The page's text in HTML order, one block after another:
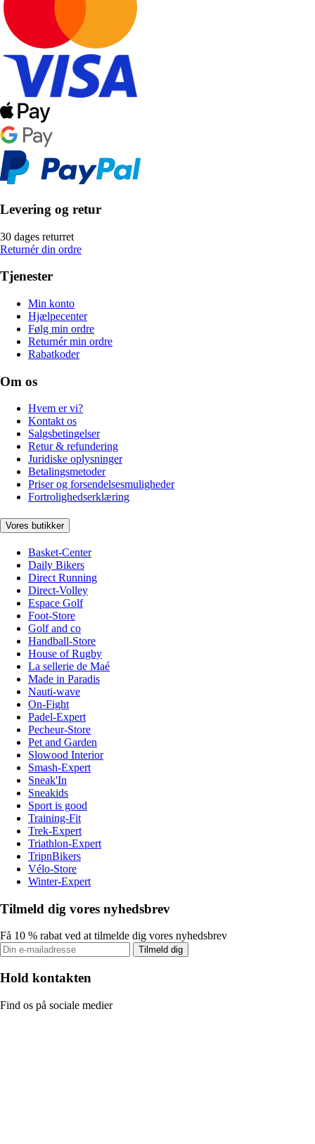
Levering og retur
30 dages returret
Returnér din ordre
Tjenester
Min konto
Hjælpecenter
Følg min ordre
Returnér min ordre
Rabatkoder
Om os
Hvem er vi?
Kontakt os
Salgsbetingelser
Retur & refundering
Juridiske oplysninger
Betalingsmetoder
Priser og forsendelsesmuligheder
Fortrolighedserklæring
Vores butikker
Basket-Center
Daily Bikers
Direct Running
Direct-Volley
Espace Golf
Foot-Store
Golf and co
Handball-Store
House of Rugby
La sellerie de Maé
Made in Paradis
Nauti-wave
On-Fight
Padel-Expert
Pecheur-Store
Pet and Garden
Slowood Interior
Smash-Expert
Sneak'In
Sneakids
Sport is good
Training-Fit
Trek-Expert
Triathlon-Expert
TripnBikers
Vélo-Store
Winter-Expert
Tilmeld dig vores nyhedsbrev
Få 10 % rabat ved at tilmelde dig vores nyhedsbrev
Tilmeld dig
Hold kontakten
Find os på sociale medier